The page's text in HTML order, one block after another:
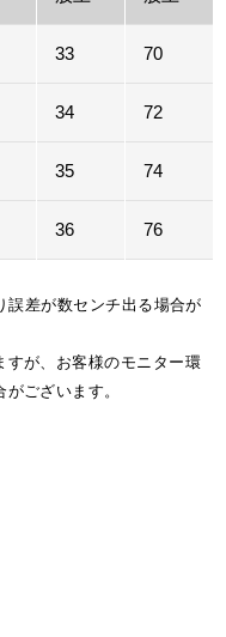
33 70
34 72
35 74
36 76
差が数センチ出る場合が
が、お客様のモニター環
ございます。